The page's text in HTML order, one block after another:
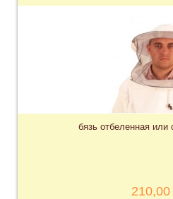
бязь отбеленная или
210,00